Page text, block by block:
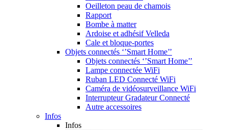
Oeilleton peau de chamois
Rapport
Bombe à matter
Ardoise et adhésif Velleda
Cale et bloque-portes
Objets connectés ‘’Smart Home’’
Objets connectés ‘’Smart Home’’
Lampe connectée WiFi
Ruban LED Connecté WiFi
Caméra de vidéosurveillance WiFi
Interrupteur Gradateur Connecté
Autre accessoires
Infos
Infos